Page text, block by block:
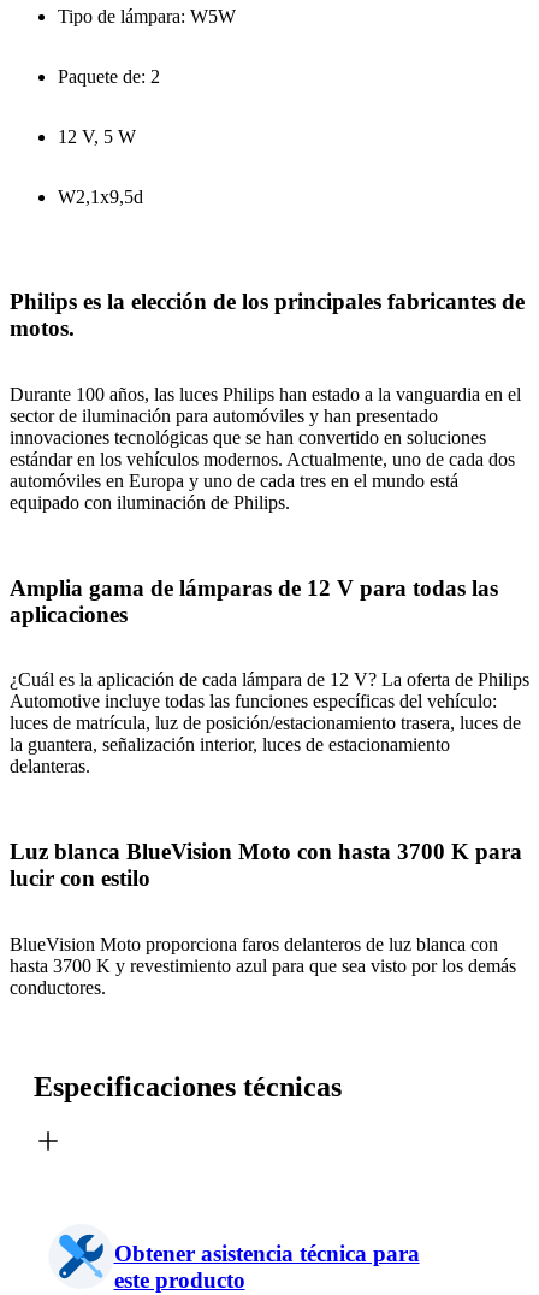
Tipo de lámpara: W5W
Paquete de: 2
12 V, 5 W
W2,1x9,5d
Philips es la elección de los principales fabricantes de
motos.
Durante 100 años, las luces Philips han estado a la vanguardia en el
sector de iluminación para automóviles y han presentado
innovaciones tecnológicas que se han convertido en soluciones
estándar en los vehículos modernos. Actualmente, uno de cada dos
automóviles en Europa y uno de cada tres en el mundo está
equipado con iluminación de Philips.
Amplia gama de lámparas de 12 V para todas las
aplicaciones
¿Cuál es la aplicación de cada lámpara de 12 V? La oferta de Philips
Automotive incluye todas las funciones específicas del vehículo:
luces de matrícula, luz de posición/estacionamiento trasera, luces de
la guantera, señalización interior, luces de estacionamiento
delanteras.
Luz blanca BlueVision Moto con hasta 3700 K para
lucir con estilo
BlueVision Moto proporciona faros delanteros de luz blanca con
hasta 3700 K y revestimiento azul para que sea visto por los demás
conductores.
Especificaciones técnicas
Obtener asistencia técnica para
este producto